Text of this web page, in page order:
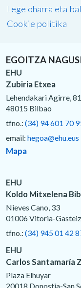
Lege oharra eta
Cookie politika
EGOITZA
EHU
Zubiria Etxea
Lehendakari Agirre, 81
48015 Bilbao
tfno.: (34) 94 601 70
email: hegoa@ehu.eus
Mapa
EHU
Koldo Mitxelena
Nieves Cano, 33
01006 Vitoria-Gasteiz
tfno.: (34) 945 01 42
EHU
Carlos Santamaría
Plaza Elhuyar
20018 Donostia-San